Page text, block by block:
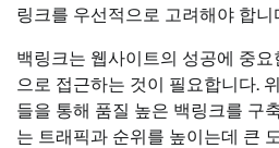
링크를 우선적으로 고려해야 합니
백링크는 웹사이트의 성공에 중
으로 접근하는 것이 필요합니다.
들을 통해 품질 높은 백링크를 구
는 트래픽과 순위를 높이는데 큰